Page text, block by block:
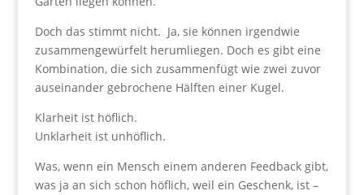
Doch das stimmt nicht. Ja, sie können irgendwie
zusammengewürfelt herumliegen. Doch es gibt eine
Kombination, die sich zusammenfügt wie zwei zuvor
auseinander gebrochene Hälften einer Kugel.
Klarheit ist höflich.
Unklarheit ist unhöflich.
Was, wenn ein Mensch einem anderen Feedback gibt,
was ja an sich schon höflich, weil ein Geschenk, ist –